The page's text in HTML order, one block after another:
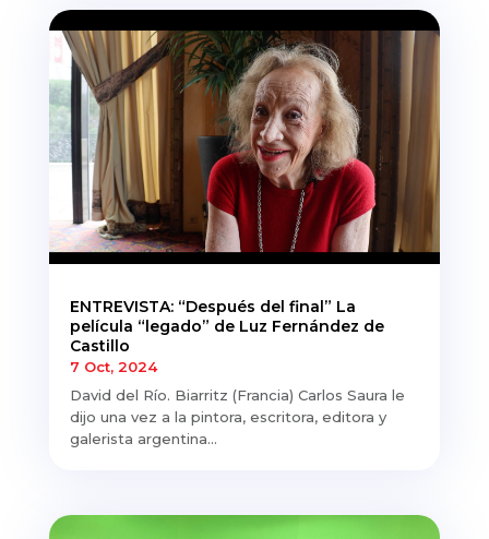
ENTREVISTA: “Después del final” La
película “legado” de Luz Fernández de
Castillo
7 Oct, 2024
David del Río. Biarritz (Francia) Carlos Saura le
dijo una vez a la pintora, escritora, editora y
galerista argentina...